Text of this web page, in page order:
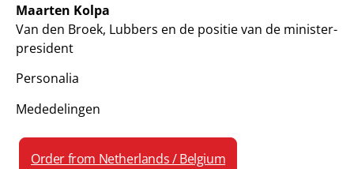
Maarten Kolpa
Van den Broek, Lubbers en de positie van de minister-
president
Personalia
Mededelingen
Order from Netherlands / Belgium